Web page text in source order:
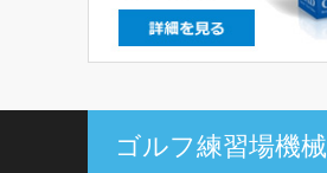
ゴルフ練習場機械